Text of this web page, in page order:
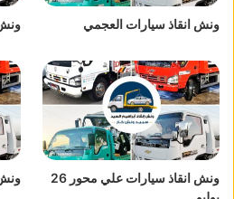
ونش انقاذ سيارات العجمي
ونش انقاذ سيارات علي محور 26